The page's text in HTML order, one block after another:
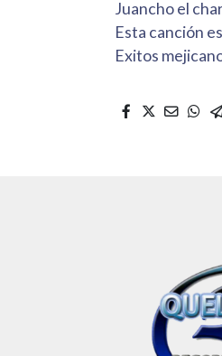
Juancho el
Esta canción
Exitos